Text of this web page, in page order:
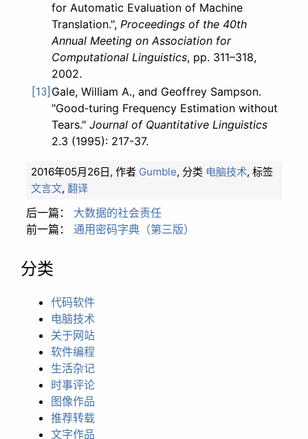
for Automatic Evaluation of Machine
Translation.", Proceedings of the 40th
Annual Meeting on Association for
Computational Linguistics, pp. 311–318,
2002.
[13] Gale, William A., and Geoffrey Sampson.
"Good‐turing Frequency Estimation without
Tears." Journal of Quantitative Linguistics
2.3 (1995): 217-37.
2016年05月26日, 作者 Gumble,分类 电脑技术,标签
文言文,翻译
后一篇： 大数据的社会责任
前一篇： 通用密码字典（第三版）
分类
代码软件
电脑技术
关于网站
软件编程
生活杂记
时事评论
图像作品
推荐转载
文字作品